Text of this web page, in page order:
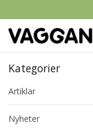
Start
Om Vaggan
Partners
Kategorier
Artiklar
Nyheter